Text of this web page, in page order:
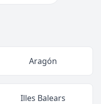
Aragón
Illes Balears